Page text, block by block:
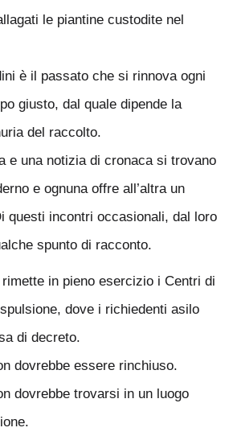
le piantine custodite nel
è il passato che si rinnova ogni
giusto, dal quale dipende la
del raccolto.
e una notizia di cronaca si trovano
e ognuna offre all’altra un
questi incontri occasionali, dal loro
spunto di racconto.
in pieno esercizio i Centri di
dove i richiedenti asilo
di decreto.
dovrebbe essere rinchiuso.
dovrebbe trovarsi in un luogo